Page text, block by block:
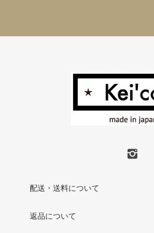
配送・送料について
返品について